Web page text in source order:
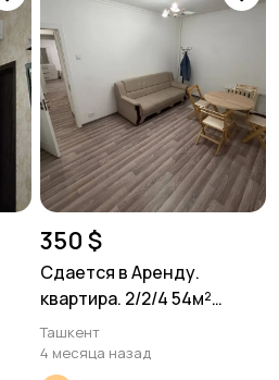
350 $
Сдается в Аренду.
квартира. 2/2/4 54м²
Феруза Мирзо
Улугбекский р-он.
Ташкент
4 месяца назад